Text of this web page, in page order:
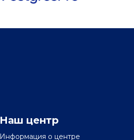
Наш центр
Информация о центре